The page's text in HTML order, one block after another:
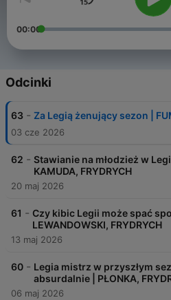
00:00
Odcinki
63 - Za Legią żenujący sezon |
03 cze 2026
62 - Stawianie na młodzież w
KAMUDA, FRYDRYCH
20 maj 2026
61 - Czy kibic Legii może spać
LEWANDOWSKI, FRYDRYCH
13 maj 2026
60 - Legia mistrz w przyszłym
absurdalnie | PŁONKA,
06 maj 2026